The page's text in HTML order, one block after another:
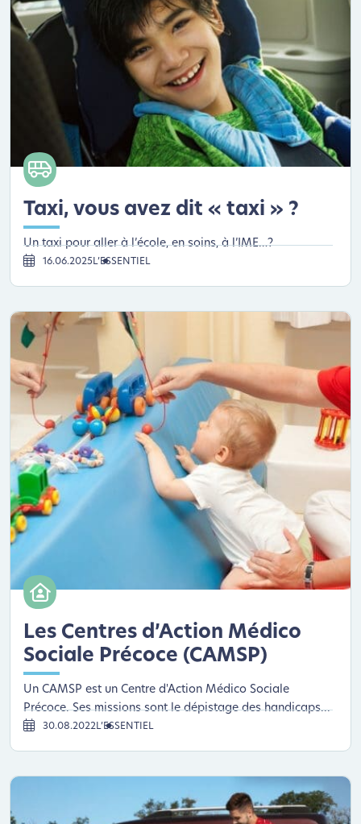
Taxi, vous avez dit « taxi » ?
Un taxi pour aller à l’école, en soins, à l’IME…?
16.06.2025 L’ESSENTIEL
Les Centres d’Action Médico
Sociale Précoce (CAMSP)
Un CAMSP est un Centre d'Action Médico Sociale
Précoce. Ses missions sont le dépistage des handicaps...
30.08.2022L’ESSENTIEL